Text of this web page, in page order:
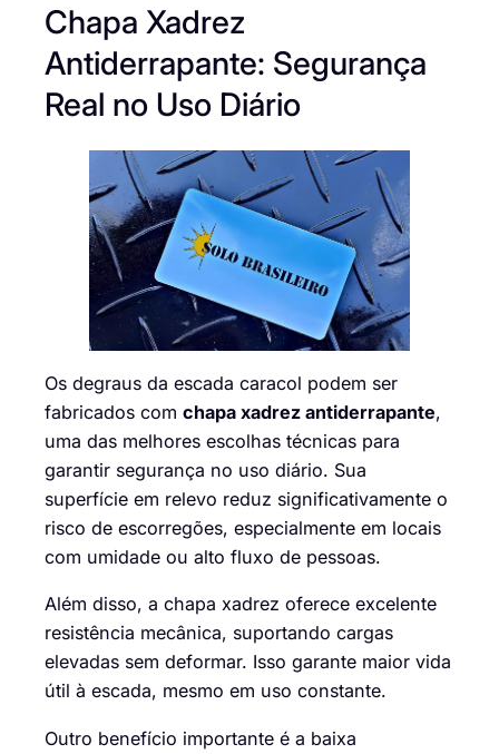
Chapa Xadrez
Antiderrapante: Segurança
Real no Uso Diário
Os degraus da escada caracol podem ser
fabricados com chapa xadrez antiderrapante,
uma das melhores escolhas técnicas para
garantir segurança no uso diário. Sua
superfície em relevo reduz significativamente o
risco de escorregões, especialmente em locais
com umidade ou alto fluxo de pessoas.
Além disso, a chapa xadrez oferece excelente
resistência mecânica, suportando cargas
elevadas sem deformar. Isso garante maior vida
útil à escada, mesmo em uso constante.
Outro benefício importante é a baixa